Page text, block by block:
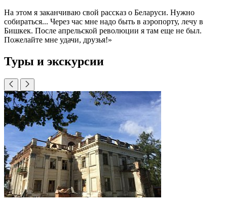
На этом я заканчиваю свой рас­сказ о Беларуси. Нужно
собираться... Через час мне надо быть в аэропор­ту, лечу в
Бишкек. После апрельской революции я там еще не был.
Поже­лайте мне удачи, друзья!»
Туры и экскурсии